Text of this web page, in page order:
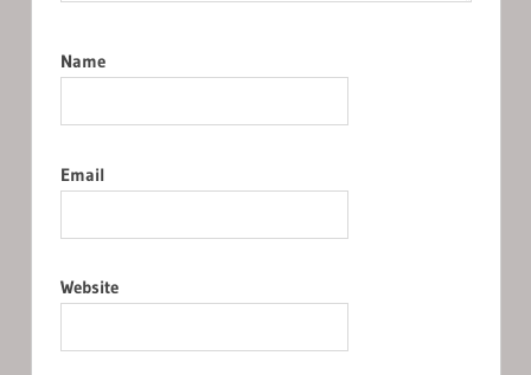
Name
Email
Website